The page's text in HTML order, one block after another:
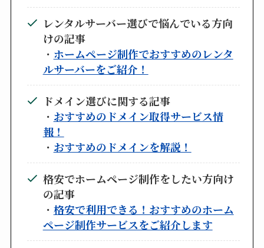
レンタルサーバー選びで悩んでいる方向
けの記事
・ ホームページ制作でおすすめのレンタ
ルサーバーをご紹介！
ドメイン選びに関する記事
・ おすすめのドメイン取得サービス情
報！
・ おすすめのドメインを解説！
格安でホームページ制作をしたい方向け
の記事
・ 格安で利用できる！おすすめのホーム
ページ制作サービスをご紹介します